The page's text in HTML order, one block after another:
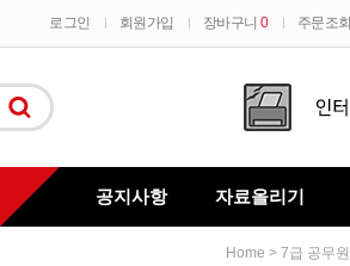
로그인 회원가입 장바구니 0 주문조회
공지사항 자료올리기
Home > 7급 공무원